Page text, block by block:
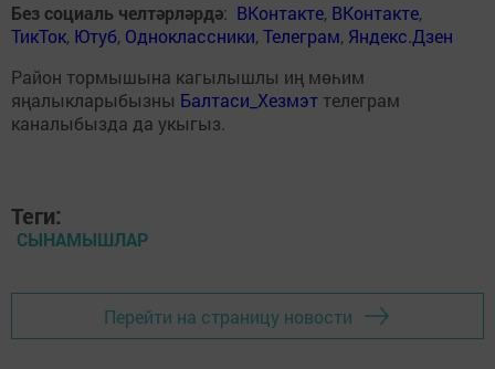
Без социаль челтәрләрдә: ВКонтакте, ВКонтакте,
ТикТок, Ютуб, Одноклассники,Телеграм, Яндекс.Дзен
Район тормышына кагылышлы иң мөһим
яңалыкларыбызны Балтаси_Хезмэт телеграм
каналыбызда да укыгыз.
Теги:
СЫНАМЫШЛАР
Перейти на страницу новости